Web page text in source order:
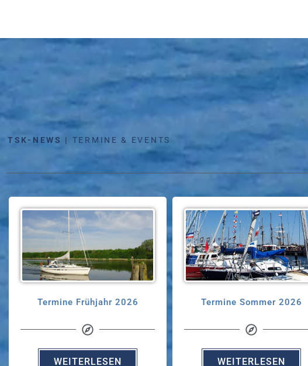
TSK-NEWS | TERMINE & EVENTS
Termine Frühjahr 2026
WEITERLESEN
Termine Sommer 2026
WEITERLESEN